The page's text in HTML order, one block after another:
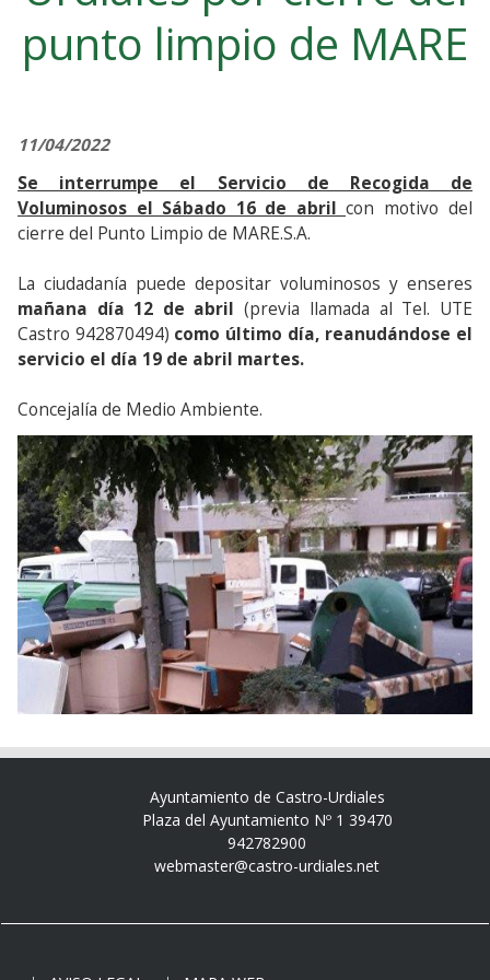
punto limpio de MARE
11/04/2022
Se interrumpe el Servicio de Recogida de
Voluminosos el Sábado 16 de abril con motivo del
cierre del Punto Limpio de MARE.S.A.
La ciudadanía puede depositar voluminosos y enseres
mañana día 12 de abril (previa llamada al Tel. UTE
Castro 942870494) como último día, reanudándose el
servicio el día 19 de abril martes.
Concejalía de Medio Ambiente.
Ayuntamiento de Castro-Urdiales
Plaza del Ayuntamiento Nº 1 39470
942782900
webmaster@castro-urdiales.net